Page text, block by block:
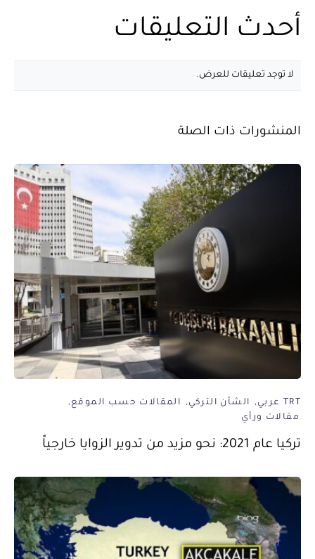
أحدث التعليقات
لا توجد تعليقات للعرض.
المنشورات ذات الصلة
TRT عربي الشأن التركي
المقالات حسب الموقع
مقالات ورأي
تركيا عام 2021: نحو مزيد من تدوير الزوايا خارجياً